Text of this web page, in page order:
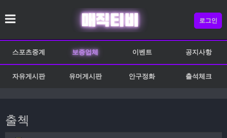
로그인
스포츠중계 보증업체 이벤트 공지사항
자유게시판 유머게시판 안구정화 출석체크
출첵